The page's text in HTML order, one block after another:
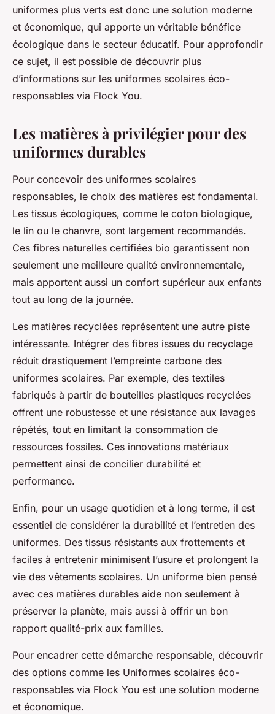
uniformes plus verts est donc une solution moderne
et économique, qui apporte un véritable bénéfice
écologique dans le secteur éducatif. Pour approfondir
ce sujet, il est possible de découvrir plus
d’informations sur les uniformes scolaires éco-
responsables via Flock You.
Les matières à privilégier pour des
uniformes durables
Pour concevoir des uniformes scolaires
responsables, le choix des matières est fondamental.
Les tissus écologiques, comme le coton biologique,
le lin ou le chanvre, sont largement recommandés.
Ces fibres naturelles certifiées bio garantissent non
seulement une meilleure qualité environnementale,
mais apportent aussi un confort supérieur aux enfants
tout au long de la journée.
Les matières recyclées représentent une autre piste
intéressante. Intégrer des fibres issues du recyclage
réduit drastiquement l’empreinte carbone des
uniformes scolaires. Par exemple, des textiles
fabriqués à partir de bouteilles plastiques recyclées
offrent une robustesse et une résistance aux lavages
répétés, tout en limitant la consommation de
ressources fossiles. Ces innovations matériaux
permettent ainsi de concilier durabilité et
performance.
Enfin, pour un usage quotidien et à long terme, il est
essentiel de considérer la durabilité et l’entretien des
uniformes. Des tissus résistants aux frottements et
faciles à entretenir minimisent l’usure et prolongent la
vie des vêtements scolaires. Un uniforme bien pensé
avec ces matières durables aide non seulement à
préserver la planète, mais aussi à offrir un bon
rapport qualité-prix aux familles.
Pour encadrer cette démarche responsable, découvrir
des options comme les Uniformes scolaires éco-
responsables via Flock You est une solution moderne
et économique.